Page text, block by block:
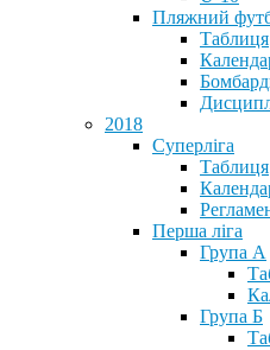
Пляжний
Таблиця
2018
Суперліга
Таблиця
Перша ліга
Група А
Група Б